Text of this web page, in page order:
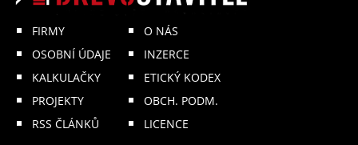
FIRMY
OSOBNÍ ÚDAJE
KALKULAČKY
PROJEKTY
RSS ČLÁNKŮ
O NÁS
INZERCE
ETICKÝ KODEX
OBCH. PODM.
LICENCE